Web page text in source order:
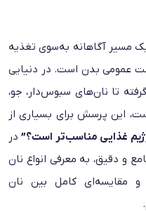
یک مسیر آگاهانه به‌سوی تغذیه
عمومی بدن است. در دنیایی
تا نان‌های سبوس‌دار، جو،
این پرسش برای بسیاری از
غذایی مناسب‌تر است؟”در
و دقیق، به معرفی انواع نان
و مقایسه‌ای کامل بین نان